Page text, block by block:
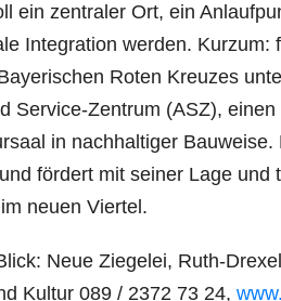
ein zentraler Ort, ein
Integration werden.
Roten Kreuzes
Service-Zentrum (ASZ),
in nachhaltiger
fördert mit seiner Lage
neuen Viertel.
Neue Ziegelei, Ruth-
Kultur 089 / 2372 73 24,